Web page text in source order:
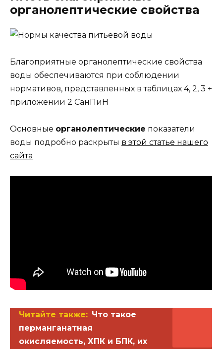
органолептические свойства
Благоприятные органолептические свойства
воды обеспечиваются при соблюдении
нормативов, представленных в таблицах 4, 2, 3 +
приложении 2 СанПиН
Основные органолептические показатели
воды подробно раскрыты в этой статье нашего
сайта
Читайте также: Что такое
перманганатная
окисляемость, ХПК и БПК, их